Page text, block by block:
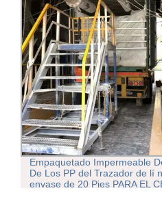
Empaquetado Impermeable
De Los PP del Trazador de lí
envase de 20 Pies PARA EL